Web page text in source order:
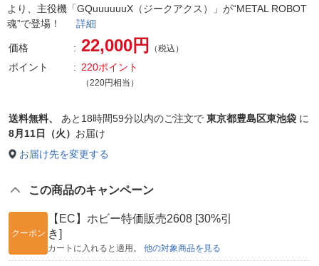
より、主役機「GQuuuuuuX（ジークアクス）」が“METAL ROBOT
魂”で登場！ 詳細
価格 22,000円 （税込）
ポイント 220ポイント
（220円相当）
送料無料、 あと 18時間59分以内のご注文で 東京都豊島区東池袋 に
8月11日（火） お届け
お届け先を変更する
この商品のキャンペーン
クーポン
【EC】ホビー特価販売2608 [30%引
き]
カートに入れると適用。 他の対象商品を見る